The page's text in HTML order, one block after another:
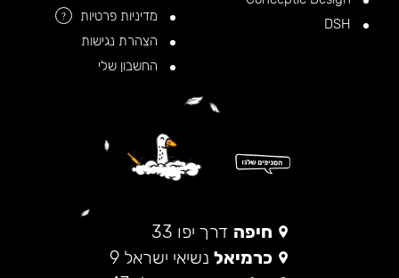
מדיניות פרטיות
?
הצהרת נגישות
החשבון שלי
חיפה דרך יפו 33
כרמיאל נשיאי ישראל 9